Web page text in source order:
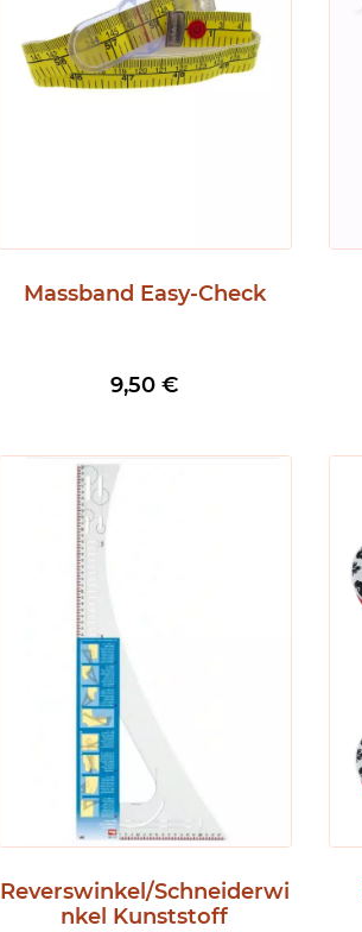
Massband Easy-Check
9,50 €
Reverswinkel/Schneiderwi
nkel Kunststoff